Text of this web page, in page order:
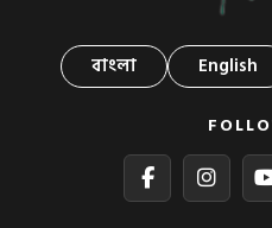
বাংলা English